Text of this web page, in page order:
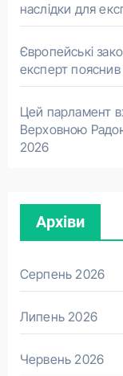
наслідки для
Європейські
експерт
Цей парламент
Верховною
2026
Архіви
Серпень 2026
Липень 2026
Червень 2026